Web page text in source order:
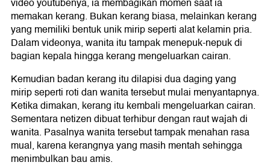
video youtubenya, ia membagikan momen saat ia
memakan kerang. Bukan kerang biasa, melainkan kerang
yang memiliki bentuk unik mirip seperti alat kelamin pria.
Dalam videonya, wanita itu tampak menepuk-nepuk di
bagian kepala hingga kerang mengeluarkan cairan.
Kemudian badan kerang itu dilapisi dua daging yang
mirip seperti roti dan wanita tersebut mulai menyantapnya.
Ketika dimakan, kerang itu kembali mengeluarkan cairan.
Sementara netizen dibuat terhibur dengan raut wajah di
wanita. Pasalnya wanita tersebut tampak menahan rasa
mual, karena kerangnya yang masih mentah sehingga
menimbulkan bau amis.